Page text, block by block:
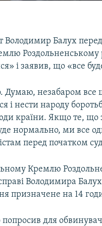
Володимир Балух
Роздольненському
і заявив, що «все
незабаром все
і нести народу
країни. Якщо те, що
нормально, ми все
перед початком
Кремлю
Володимира
призначене на 14
для